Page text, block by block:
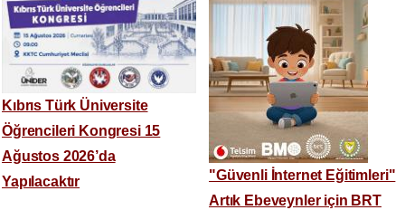
Kıbrıs Türk Üniversite
Öğrencileri Kongresi 15
Ağustos 2026’da
Yapılacaktır
"Güvenli İnternet Eğitimleri"
Artık Ebeveynler için BRT